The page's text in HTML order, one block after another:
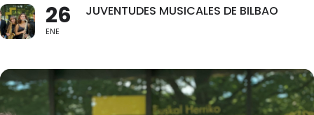
26
ENE
JUVENTUDES MUSICALES DE BILBAO